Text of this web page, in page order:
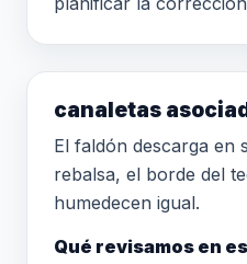
canaletas
El faldón descarga en
rebalsa, el borde del
humedecen igual.
Qué revisamos en